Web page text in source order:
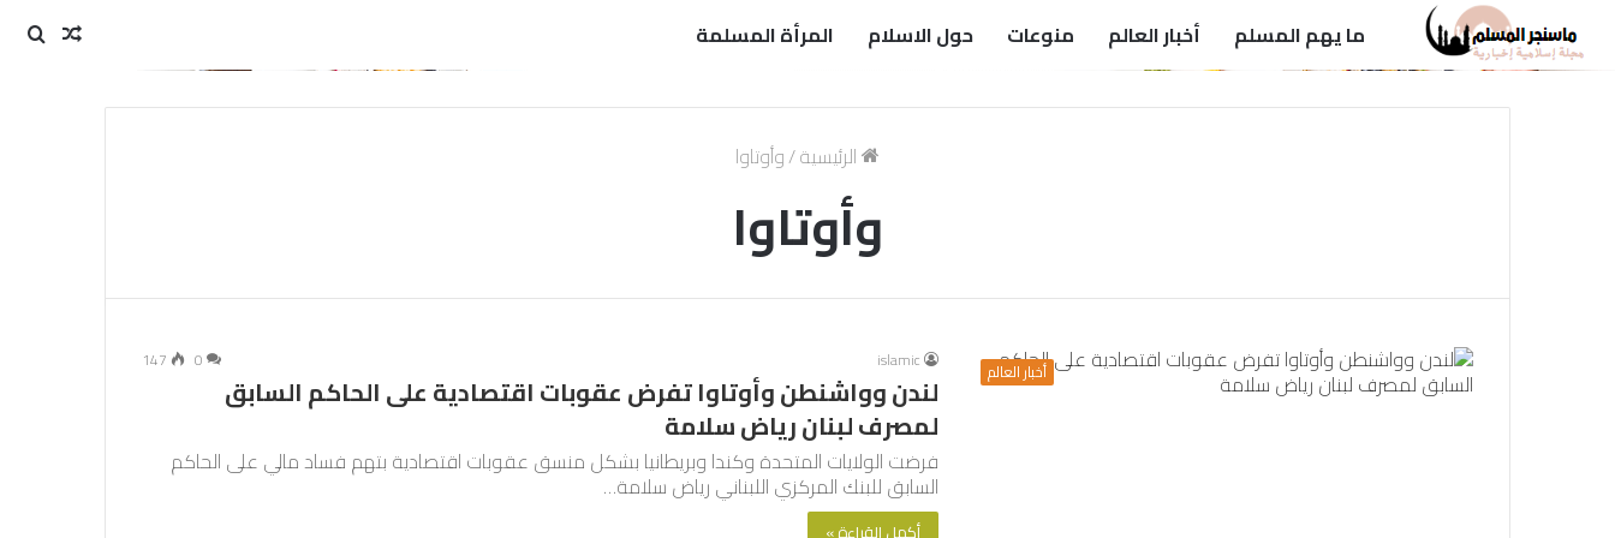
ما يهم المسلم أخبار العالم منوعات حول الاسلام المرأة المسلمة
مقال
الرئيسية/وأوتاوا
وأوتاوا
أخبار العالم islamic
0
147
لندن وواشنطن وأوتاوا تفرض عقوبات اقتصادية على الحاكم السابق
لمصرف لبنان رياض سلامة
فرضت الولايات المتحدة وكندا وبريطانيا بشكل منسق عقوبات اقتصادية بتهم فساد مالي على الحاكم
السابق للبنك المركزي اللبناني رياض سلامة…
أكمل القراءة »